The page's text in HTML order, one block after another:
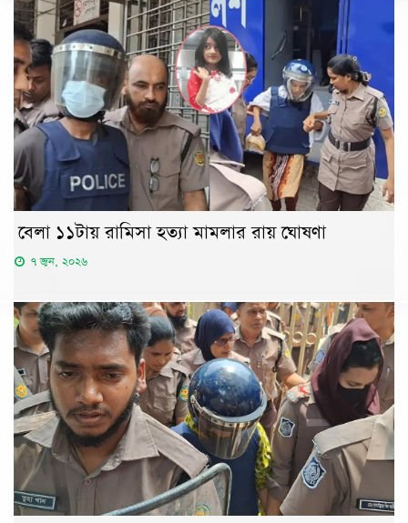
বেলা ১১টায় রামিসা হত্যা মামলার রায় ঘোষণা
৭ জুন, ২০২৬